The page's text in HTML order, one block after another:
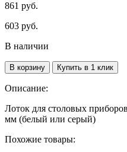
861 руб.
603 руб.
В наличии
В корзину Купить в 1 клик
Описание:
Лоток для столовых
мм (белый или серый)
Похожие товары: